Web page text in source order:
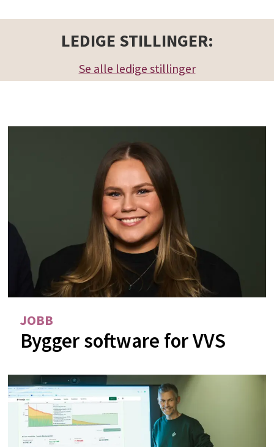
LEDIGE STILLINGER:
Se alle ledige stillinger
JOBB
Bygger software for VVS